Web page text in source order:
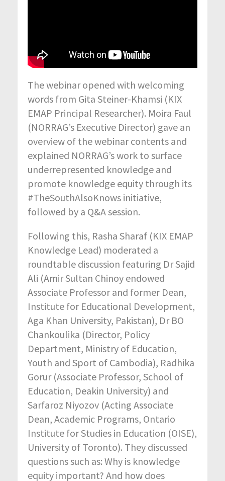
The webinar opened with welcoming
words from Gita Steiner-Khamsi (KIX
EMAP Principal Researcher). Moira Faul
(NORRAG’s Executive Director) gave an
overview of the webinar contents and
explained NORRAG’s work to surface
underrepresented knowledge and
promote knowledge equity through its
#TheSouthAlsoKnows initiative,
followed by a Q&A session.
Following this, Rasha Sharaf (KIX EMAP
Knowledge Lead) moderated a
roundtable discussion featuring Dr Sajid
Ali (Amir Sultan Chinoy endowed
Associate Professor and former Dean,
Institute for Educational Development,
Aga Khan University, Pakistan), Dr BO
Chankoulika (Director, Policy
Department, Ministry of Education,
Youth and Sport of Cambodia), Radhika
Gorur (Associate Professor, School of
Education, Deakin University) and
Sarfaroz Niyozov (Acting Associate
Dean, Academic Programs, Ontario
Institute for Studies in Education (OISE),
University of Toronto). They discussed
questions such as: Why is knowledge
equity important? And how does